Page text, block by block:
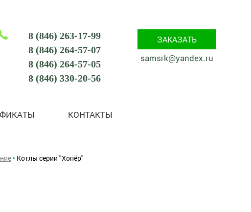
8 (846) 263-17-99
8 (846) 264-57-07
8 (846) 264-57-05
8 (846) 330-20-56
ЗАКАЗАТЬ
samsrk@yandex.ru
КОНТАКТЫ
• Котлы серии "Хопёр"